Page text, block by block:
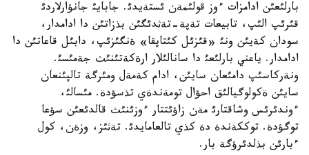
بارلئعئن ادامزات ءوز قولئمةن ئستةيدئ. جابايئ جانؤارلاردئ
قئرئپ الئپ، تابيعات تةپة-تةثدئگئن بذزاتئن دا ادامدار،
سودان كةيئن ونئ «قئزئل كئتاپقا» ةنگئزئپ، دابئل قاعاتئن دا
ادامدار. ياعني بارلئعئ دا سانالئلار ارةكةتئنئث جةمئسئ.
ونةركاسئپ دامئعان سايئن، ادام كةمةل ومئرگة تالپئنعان
سايئن ةكولوگيالئق احؤال تومةندةي تذسؤدة. مئسالئ،
ءوندئرئس وشاقتارئ مةن زاؤئتتار ءوزئنئث قالدئعئن سؤعا
توگؤدة. توككةندة دة كذي تالعامايدئ. تةثئز، وزةن، كول
ءبارئن بذلدئرؤگة بار.